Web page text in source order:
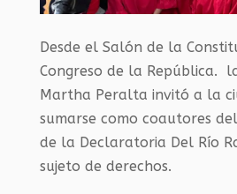
Desde el Salón de la
Congreso de la República.
Martha Peralta invitó a la
sumarse como coautores
de la Declaratoria Del Río
sujeto de derechos.